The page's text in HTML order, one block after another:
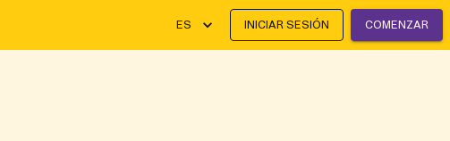
ES INICIAR SESIÓN COMENZAR